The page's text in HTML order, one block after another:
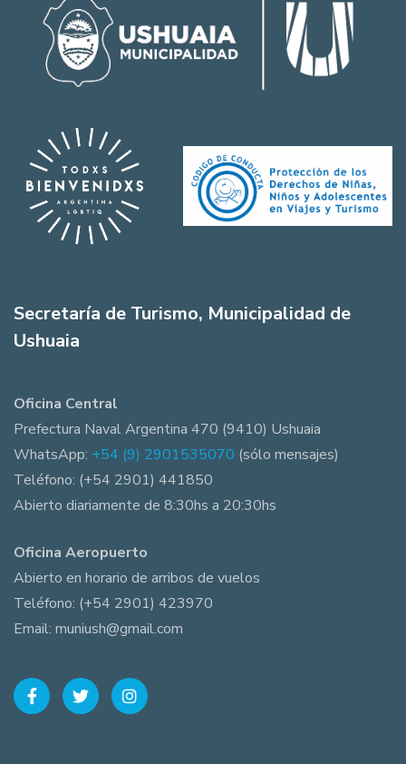
Secretaría de Turismo, Municipalidad de
Ushuaia
Oficina Central
Prefectura Naval Argentina 470 (9410) Ushuaia
WhatsApp: +54 (9) 2901535070 (sólo mensajes)
Teléfono: (+54 2901) 441850
Abierto diariamente de 8:30hs a 20:30hs
Oficina Aeropuerto
Abierto en horario de arribos de vuelos
Teléfono: (+54 2901) 423970
Email: muniush@gmail.com